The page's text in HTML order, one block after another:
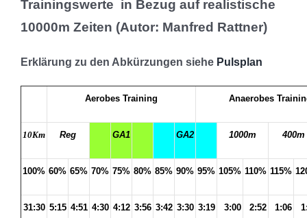
Trainingswerte in Bezug auf realistische
10000m Zeiten (Autor: Manfred Rattner)
Erklärung zu den Abkürzungen siehe Pulsplan
Aerobes Training Anaerobes
10Km Reg GA1 GA2 1000m 400m
100% 60% 65% 70% 75% 80% 85% 90% 95% 105% 110% 115%
31:30 5:15 4:51 4:30 4:12 3:56 3:42 3:30 3:19 3:00 2:52 1:06